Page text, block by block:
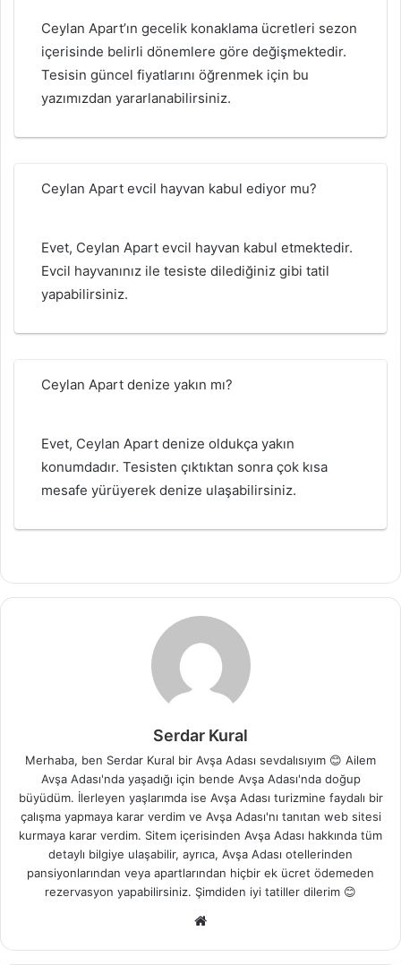
Ceylan Apart’ın gecelik konaklama ücretleri sezon
içerisinde belirli dönemlere göre değişmektedir.
Tesisin güncel fiyatlarını öğrenmek için bu
yazımızdan yararlanabilirsiniz.
Ceylan Apart evcil hayvan kabul ediyor mu?
Evet, Ceylan Apart evcil hayvan kabul etmektedir.
Evcil hayvanınız ile tesiste dilediğiniz gibi tatil
yapabilirsiniz.
Ceylan Apart denize yakın mı?
Evet, Ceylan Apart denize oldukça yakın
konumdadır. Tesisten çıktıktan sonra çok kısa
mesafe yürüyerek denize ulaşabilirsiniz.
Serdar Kural
Merhaba, ben Serdar Kural bir Avşa Adası sevdalısıyım 😊 Ailem
Avşa Adası'nda yaşadığı için bende Avşa Adası'nda doğup
büyüdüm. İlerleyen yaşlarımda ise Avşa Adası turizmine faydalı bir
çalışma yapmaya karar verdim ve Avşa Adası'nı tanıtan web sitesi
kurmaya karar verdim. Sitem içerisinden Avşa Adası hakkında tüm
detaylı bilgiye ulaşabilir, ayrıca, Avşa Adası otellerinden
pansiyonlarından veya apartlarından hiçbir ek ücret ödemeden
rezervasyon yapabilirsiniz. Şimdiden iyi tatiller dilerim 😊
Web